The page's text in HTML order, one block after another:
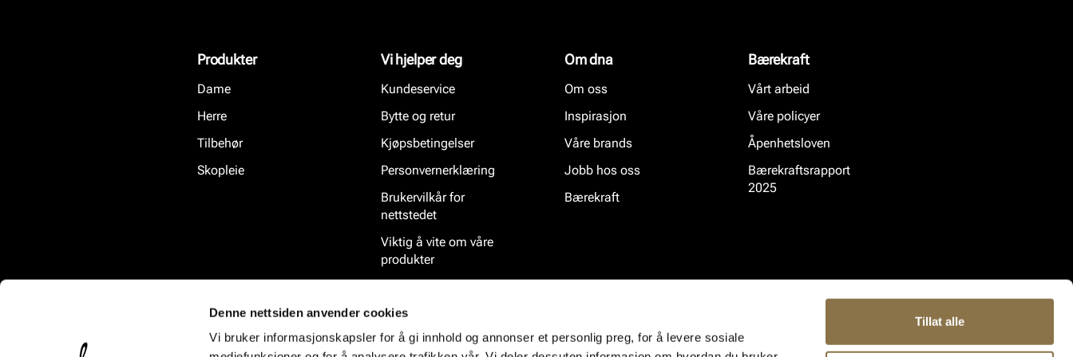
Denne nettsiden anvender cookies
Vi bruker informasjonskapsler for å gi innhold og annonser et personlig preg, for å levere sosiale
Tillat alle
Produkter
Dame
Herre
Tilbehør
Skopleie
Vi hjelper deg
Kundeservice
Bytte og retur
Kjøpsbetingelser
Personvernerklæring
Brukervilkår for
nettstedet
Viktig å vite om våre
produkter
Om dna
Om oss
Inspirasjon
Våre brands
Jobb hos oss
Bærekraft
Bærekraft
Vårt arbeid
Våre policyer
Åpenhetsloven
Bærekraftsrapport
2025